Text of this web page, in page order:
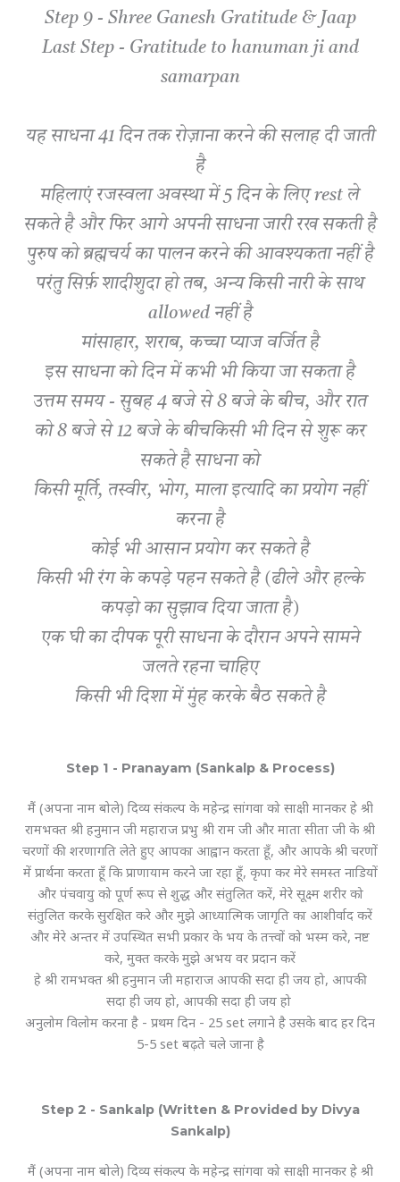
Step 9 - Shree Ganesh Gratitude & Jaap
Last Step - Gratitude to hanuman ji and
samarpan
यह साधना 41 दिन तक रोज़ाना करने की सलाह दी जाती
है
महिलाएं रजस्वला अवस्था में 5 दिन के लिए rest ले
सकते है और फिर आगे अपनी साधना जारी रख सकती है
पुरुष को ब्रह्मचर्य का पालन करने की आवश्यकता नहीं है
परंतु सिर्फ़ शादीशुदा हो तब, अन्य किसी नारी के साथ
allowed नहीं है
मांसाहार, शराब, कच्चा प्याज वर्जित है
इस साधना को दिन में कभी भी किया जा सकता है
उत्तम समय - सुबह 4 बजे से 8 बजे के बीच, और रात
को 8 बजे से 12 बजे के बीचकिसी भी दिन से शुरू कर
सकते है साधना को
किसी मूर्ति, तस्वीर, भोग, माला इत्यादि का प्रयोग नहीं
करना है
कोई भी आसान प्रयोग कर सकते है
किसी भी रंग के कपड़े पहन सकते है (ढीले और हल्के
कपड़ो का सुझाव दिया जाता है)
एक घी का दीपक पूरी साधना के दौरान अपने सामने
जलते रहना चाहिए
किसी भी दिशा में मुंह करके बैठ सकते है
Step 1 - Pranayam (Sankalp & Process)
मैं (अपना नाम बोले) दिव्य संकल्प के महेन्द्र सांगवा को साक्षी मानकर हे श्री
रामभक्त श्री हनुमान जी महाराज प्रभु श्री राम जी और माता सीता जी के श्री
चरणों की शरणागति लेते हुए आपका आह्वान करता हूँ, और आपके श्री चरणों
में प्रार्थना करता हूँ कि प्राणायाम करने जा रहा हूँ, कृपा कर मेरे समस्त नाडियों
और पंचवायु को पूर्ण रूप से शुद्ध और संतुलित करें, मेरे सूक्ष्म शरीर को
संतुलित करके सुरक्षित करे और मुझे आध्यात्मिक जागृति का आशीर्वाद करें
और मेरे अन्तर में उपस्थित सभी प्रकार के भय के तत्त्वों को भस्म करे, नष्ट
करे, मुक्त करके मुझे अभय वर प्रदान करें
हे श्री रामभक्त श्री हनुमान जी महाराज आपकी सदा ही जय हो, आपकी
सदा ही जय हो, आपकी सदा ही जय हो
अनुलोम विलोम करना है - प्रथम दिन - 25 set लगाने है उसके बाद हर दिन
5-5 set बढ़ते चले जाना है
Step 2 - Sankalp (Written & Provided by Divya
Sankalp)
मैं (अपना नाम बोले) दिव्य संकल्प के महेन्द्र सांगवा को साक्षी मानकर हे श्री